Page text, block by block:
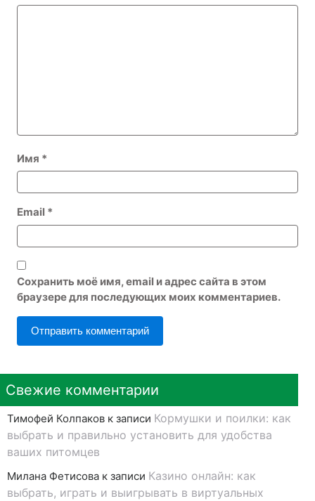
Имя *
Email *
Сохранить моё имя, email и адрес сайта в этом
браузере для последующих моих комментариев.
Свежие комментарии
Тимофей Колпаков к записи Кормушки и поилки: как
выбрать и правильно установить для удобства
ваших питомцев
Милана Фетисова к записи Казино онлайн: как
выбрать, играть и выигрывать в виртуальных